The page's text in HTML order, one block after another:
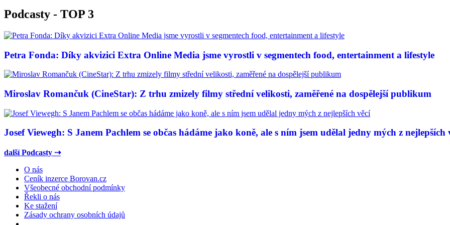
Podcasty - TOP 3
Petra Fonda: Díky akvizici Extra Online Media jsme vyrostli v segmentech food, entertainment a lifestyle
Miroslav Romančuk (CineStar): Z trhu zmizely filmy střední velikosti, zaměřené na dospělejší publikum
Josef Viewegh: S Janem Pachlem se občas hádáme jako koně, ale s ním jsem udělal jedny mých z nejlepších
další Podcasty ⇢
O nás
Ceník inzerce Borovan.cz
Všeobecné obchodní podmínky
Řekli o nás
Ke stažení
Zásady ochrany osobních údajů